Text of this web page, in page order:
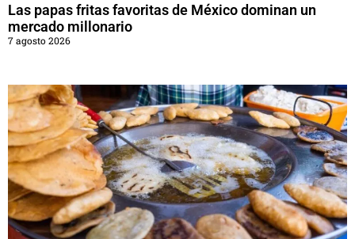
Las papas fritas favoritas de México dominan un
mercado millonario
7 agosto 2026